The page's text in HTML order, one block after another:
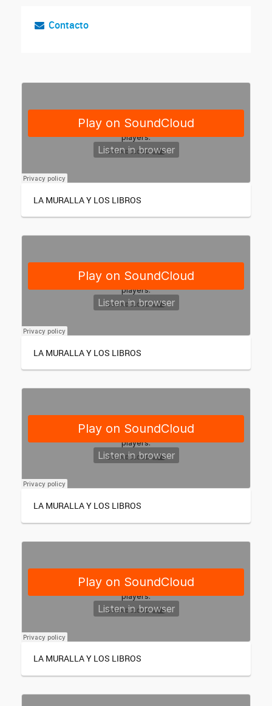
Contacto
LA MURALLA Y LOS LIBROS
LA MURALLA Y LOS LIBROS
LA MURALLA Y LOS LIBROS
LA MURALLA Y LOS LIBROS